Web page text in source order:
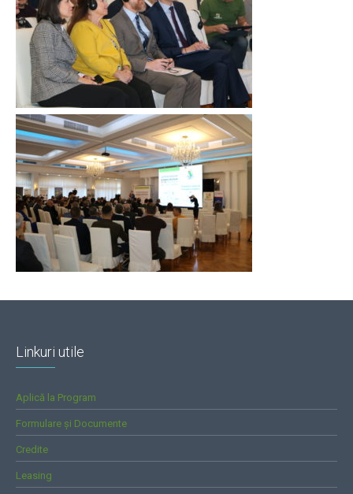
Linkuri utile
Aplică la Program
Formulare și Documente
Credite
Leasing